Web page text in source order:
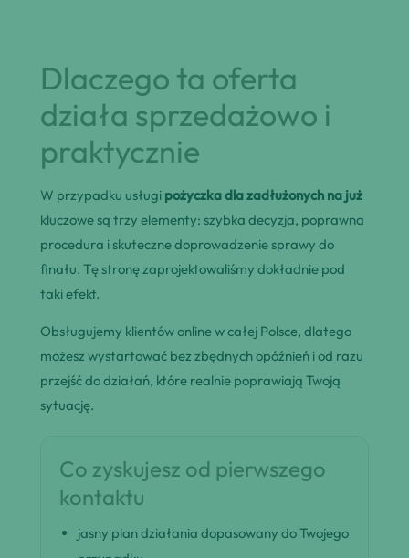
Dlaczego ta oferta
działa sprzedażowo i
praktycznie
W przypadku usługi pożyczka dla zadłużonych na już
kluczowe są trzy elementy: szybka decyzja, poprawna
procedura i skuteczne doprowadzenie sprawy do
finału. Tę stronę zaprojektowaliśmy dokładnie pod
taki efekt.
Obsługujemy klientów online w całej Polsce, dlatego
możesz wystartować bez zbędnych opóźnień i od razu
przejść do działań, które realnie poprawiają Twoją
sytuację.
Co zyskujesz od pierwszego
kontaktu
jasny plan działania dopasowany do Twojego